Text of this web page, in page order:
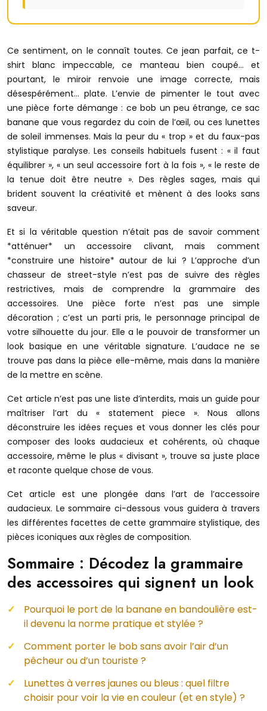
Ce sentiment, on le connaît toutes. Ce jean parfait, ce t-
shirt blanc impeccable, ce manteau bien coupé… et
pourtant, le miroir renvoie une image correcte, mais
désespérément… plate. L’envie de pimenter le tout avec
une pièce forte démange : ce bob un peu étrange, ce sac
banane que vous regardez du coin de l’œil, ou ces lunettes
de soleil immenses. Mais la peur du « trop » et du faux-pas
stylistique paralyse. Les conseils habituels fusent : « il faut
équilibrer », « un seul accessoire fort à la fois », « le reste de
la tenue doit être neutre ». Des règles sages, mais qui
brident souvent la créativité et mènent à des looks sans
saveur.
Et si la véritable question n’était pas de savoir comment
*atténuer* un accessoire clivant, mais comment
*construire une histoire* autour de lui ? L’approche d’un
chasseur de street-style n’est pas de suivre des règles
restrictives, mais de comprendre la grammaire des
accessoires. Une pièce forte n’est pas une simple
décoration ; c’est un parti pris, le personnage principal de
votre silhouette du jour. Elle a le pouvoir de transformer un
look basique en une véritable signature. L’audace ne se
trouve pas dans la pièce elle-même, mais dans la manière
de la mettre en scène.
Cet article n’est pas une liste d’interdits, mais un guide pour
maîtriser l’art du « statement piece ». Nous allons
déconstruire les idées reçues et vous donner les clés pour
composer des looks audacieux et cohérents, où chaque
accessoire, même le plus « divisant », trouve sa juste place
et raconte quelque chose de vous.
Cet article est une plongée dans l’art de l’accessoire
audacieux. Le sommaire ci-dessous vous guidera à travers
les différentes facettes de cette grammaire stylistique, des
pièces iconiques aux règles de composition.
Sommaire : Décodez la grammaire
des accessoires qui signent un look
Pourquoi le port de la banane en bandoulière est-
il devenu la norme pratique et stylée ?
Comment porter le bob sans avoir l’air d’un
pêcheur ou d’un touriste ?
Lunettes à verres jaunes ou bleus : quel filtre
choisir pour voir la vie en couleur (et en style) ?